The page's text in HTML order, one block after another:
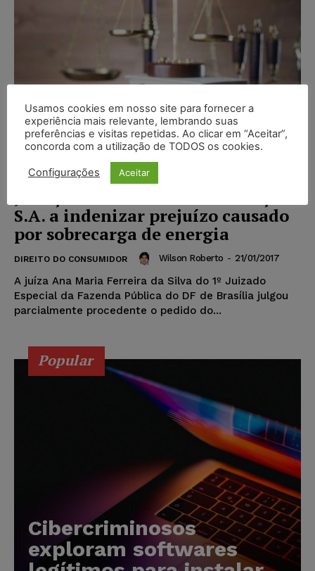
S.A. a indenizar prejuízo causado
por sobrecarga de energia
DIREITO DO CONSUMIDOR Wilson Roberto - 21/01/2017
A juíza Ana Maria Ferreira da Silva do 1º Juizado
Especial da Fazenda Pública do DF de Brasília julgou
parcialmente procedente o pedido do...
Popular
Cibercriminosos
exploram softwares
Usamos cookies em nosso site para fornecer a
experiência mais relevante, lembrando suas
preferências e visitas repetidas. Ao clicar em “Aceitar”,
concorda com a utilização de TODOS os cookies.
Configurações Aceitar